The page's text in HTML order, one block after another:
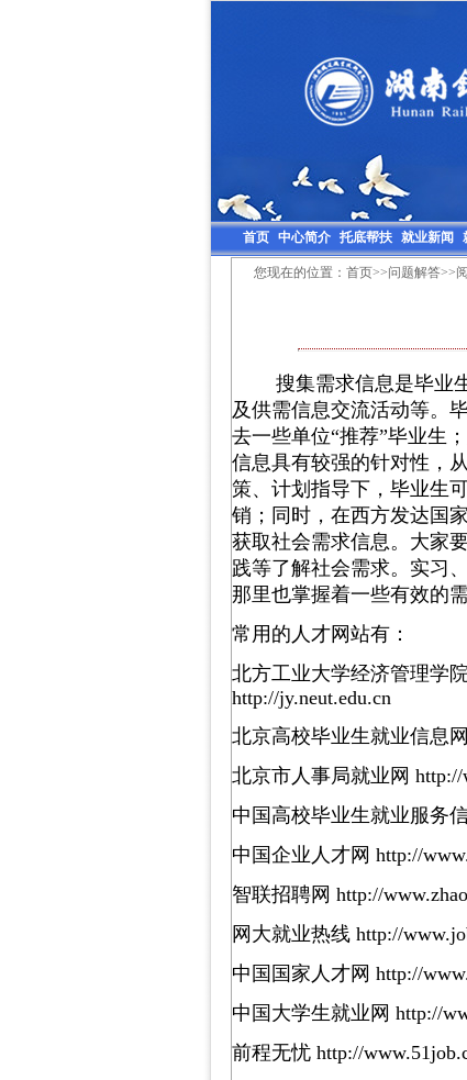
首页 中心简介 托底帮扶 就业新闻
您现在的位置：首页>>问题解答>>
搜集需求信息是毕业生
及供需信息交流活动等。
去一些单位“推荐”毕业生
信息具有较强的针对性，
策、计划指导下，毕业生
销；同时，在西方发达国
获取社会需求信息。大家
践等了解社会需求。实习
那里也掌握着一些有效的
常用的人才网站有：
北方工业大学经济管理学
http://jy.neut.edu.cn
北京高校毕业生就业信息
北京市人事局就业网 http://
中国高校毕业生就业服务
中国企业人才网 http://
智联招聘网 http://
网大就业热线 http://
中国国家人才网 http://
中国大学生就业网 http://
前程无忧 http://